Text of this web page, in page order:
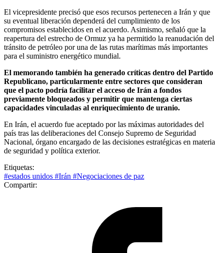
El vicepresidente precisó que esos recursos pertenecen a Irán y que
su eventual liberación dependerá del cumplimiento de los
compromisos establecidos en el acuerdo. Asimismo, señaló que la
reapertura del estrecho de Ormuz ya ha permitido la reanudación del
tránsito de petróleo por una de las rutas marítimas más importantes
para el suministro energético mundial.
El memorando también ha generado críticas dentro del Partido
Republicano, particularmente entre sectores que consideran
que el pacto podría facilitar el acceso de Irán a fondos
previamente bloqueados y permitir que mantenga ciertas
capacidades vinculadas al enriquecimiento de uranio.
En Irán, el acuerdo fue aceptado por las máximas autoridades del
país tras las deliberaciones del Consejo Supremo de Seguridad
Nacional, órgano encargado de las decisiones estratégicas en materia
de seguridad y política exterior.
Etiquetas:
#estados unidos #Irán #Negociaciones de paz
Compartir: